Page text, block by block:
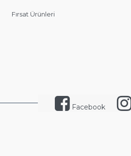
Fırsat Ürünleri
Facebook